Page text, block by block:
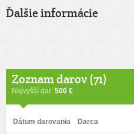
Ďalšie informácie
Zoznam darov (71)
Najvyšší dar: 500 €
Dátum darovania Darca